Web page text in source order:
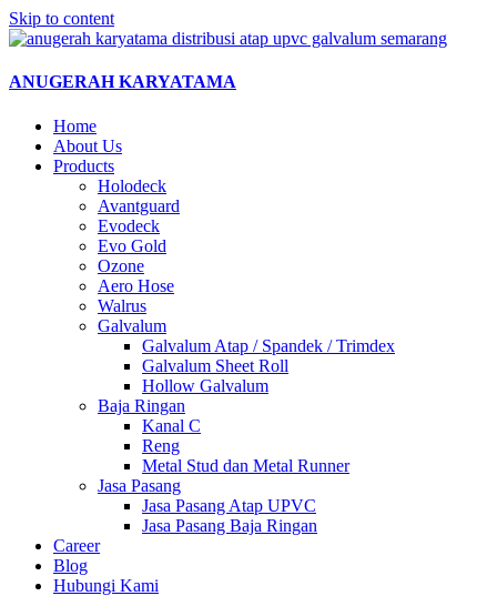
Skip to content
ANUGERAH KARYATAMA
Home
About Us
Products
Holodeck
Avantguard
Evodeck
Evo Gold
Ozone
Aero Hose
Walrus
Galvalum
Galvalum Atap / Spandek / Trimdex
Galvalum Sheet Roll
Hollow Galvalum
Baja Ringan
Kanal C
Reng
Metal Stud dan Metal Runner
Jasa Pasang
Jasa Pasang Atap UPVC
Jasa Pasang Baja Ringan
Career
Blog
Hubungi Kami